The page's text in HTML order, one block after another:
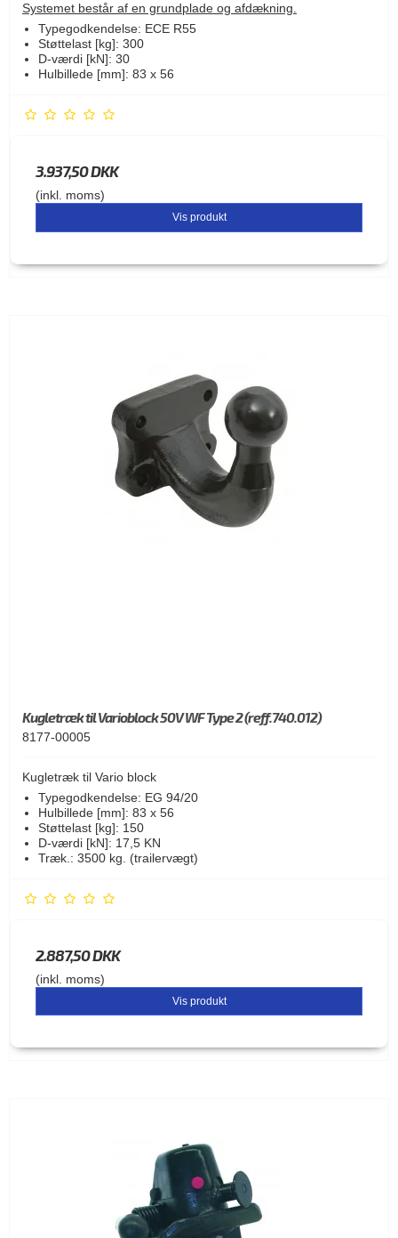
Systemet består af en grundplade og afdækning.
Typegodkendelse: ECE R55
Støttelast [kg]: 300
D-værdi [kN]: 30
Hulbillede [mm]: 83 x 56
3.937,50 DKK
(inkl. moms)
Vis produkt
Kugletræk til Varioblock 50V WF Type 2 (reff.740.012)
8177-00005
Kugletræk til Vario block
Typegodkendelse: EG 94/20
Hulbillede [mm]: 83 x 56
Støttelast [kg]: 150
D-værdi [kN]: 17,5 KN
Træk.: 3500 kg. (trailervægt)
2.887,50 DKK
(inkl. moms)
Vis produkt